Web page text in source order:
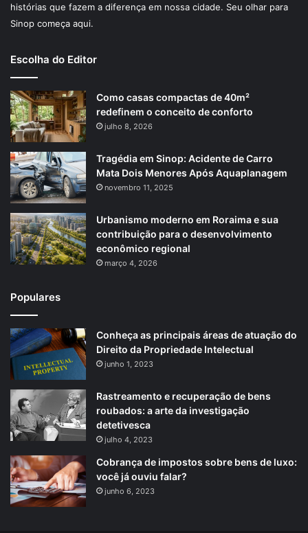
histórias que fazem a diferença em nossa cidade. Seu olhar para
Sinop começa aqui.
Escolha do Editor
Como casas compactas de 40m²
redefinem o conceito de conforto
julho 8, 2026
Tragédia em Sinop: Acidente de Carro
Mata Dois Menores Após Aquaplanagem
novembro 11, 2025
Urbanismo moderno em Roraima e sua
contribuição para o desenvolvimento
econômico regional
março 4, 2026
Populares
Conheça as principais áreas de atuação do
Direito da Propriedade Intelectual
junho 1, 2023
Rastreamento e recuperação de bens
roubados: a arte da investigação
detetivesca
julho 4, 2023
Cobrança de impostos sobre bens de luxo:
você já ouviu falar?
junho 6, 2023